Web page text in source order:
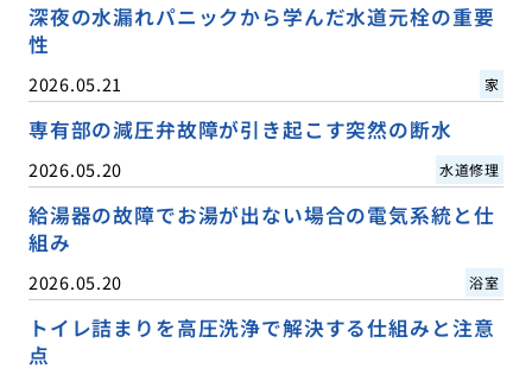
深夜の水漏れパニックから学んだ水道元栓の重要
性
2026.05.21 家
専有部の減圧弁故障が引き起こす突然の断水
2026.05.20 水道修理
給湯器の故障でお湯が出ない場合の電気系統と仕
組み
2026.05.20 浴室
トイレ詰まりを高圧洗浄で解決する仕組みと注意
点